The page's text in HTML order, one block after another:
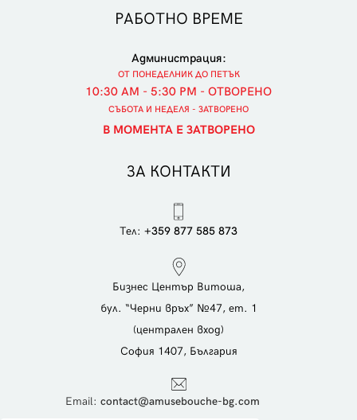
РАБОТНО ВРЕМЕ
Администрация:
ОТ ПОНЕДЕЛНИК ДО ПЕТЪК
10:30 AM - 5:30 PM - ОТВОРЕНО
СЪБОТА И НЕДЕЛЯ - ЗАТВОРЕНО
В МОМЕНТА Е ЗАТВОРЕНО
ЗА КОНТАКТИ
Тел: +359 877 585 873
Бизнес Център Витоша,
бул. “Черни връх” №47, ет. 1
(централен вход)
София 1407, България
Еmail: contact@amusebouche-bg.com